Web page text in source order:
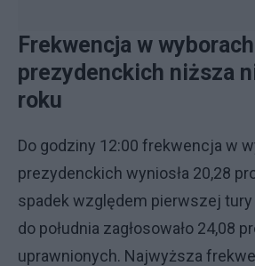
Frekwencja w wyborach
prezydenckich niższa
roku
Do godziny 12:00 frekwencja w
prezydenckich wyniosła 20,28
spadek względem pierwszej tury
do południa zagłosowało 24,08
uprawnionych. Najwyższa